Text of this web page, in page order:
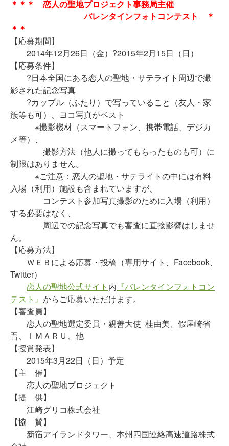
＊＊＊ 恋人の聖地プロジェクト事務局主催
バレンタインフォトコンテスト
＊
＊＊
【応募期間】
2014年12月26日（金）?2015年2月15日（日）
【応募条件】
?日本全国にある恋人の聖地・サテライト周辺で撮
影された記念写真
?カップル（ふたり）で写っていること（友人・家
族等も可）、ヨコ写真がベスト
※撮影機材（スマートフォン、携帯電話、デジカ
メ等）、
撮影方法（他人に撮ってもらったものも可）に
制限はありません。
※ご注意：恋人の聖地・サテライトの中には有料
入場（利用）施設も含まれていますが、
コンテスト参加写真撮影のために入場（利用）
する必要はなく、
周辺での記念写真でも審査に直接影響はしませ
ん。
【応募方法】
ＷＥＢによる応募・投稿（専用サイト、Facebook、
Twitter）
恋人の聖地公式サイト 内 『バレンタインフォトコン
テスト』 からご応募いただけます。
【審査員】
恋人の聖地選定委員・親善大使 桂由美、假屋崎省
吾、ＩＭＡＲＵ、他
【授賞発表】
2015年3月22日（日）予定
【主 催】
恋人の聖地プロジェクト
【提 供】
江崎グリコ株式会社
【協 賛】
新宿アイランドタワー、本州四国連絡高速道路株式